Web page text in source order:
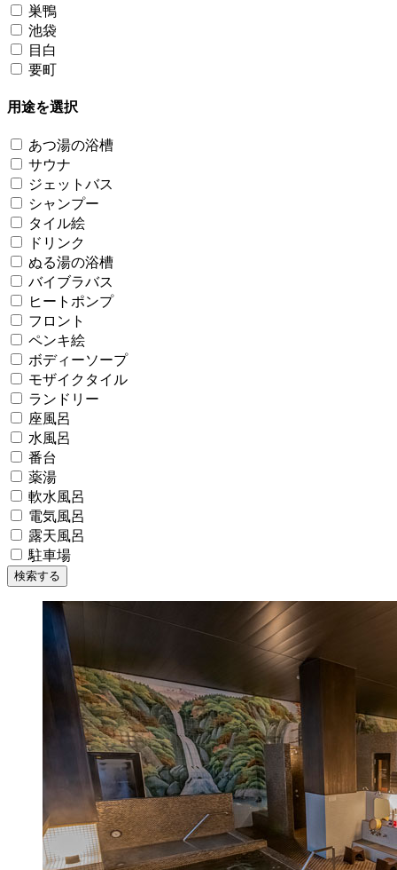
巣鴨
池袋
目白
要町
用途を選択
あつ湯の浴槽
サウナ
ジェットバス
シャンプー
タイル絵
ドリンク
ぬる湯の浴槽
バイブラバス
ヒートポンプ
フロント
ペンキ絵
ボディーソープ
モザイクタイル
ランドリー
座風呂
水風呂
番台
薬湯
軟水風呂
電気風呂
露天風呂
駐車場